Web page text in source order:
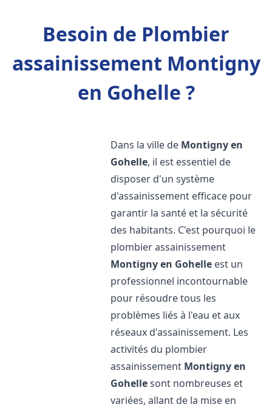
Besoin de Plombier
assainissement Montigny
en Gohelle ?
Dans la ville de Montigny en
Gohelle, il est essentiel de
disposer d'un système
d'assainissement efficace pour
garantir la santé et la sécurité
des habitants. C'est pourquoi le
plombier assainissement
Montigny en Gohelle est un
professionnel incontournable
pour résoudre tous les
problèmes liés à l'eau et aux
réseaux d'assainissement. Les
activités du plombier
assainissement Montigny en
Gohellesont nombreuses et
variées, allant de la mise en